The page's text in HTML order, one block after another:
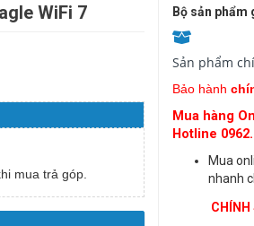
WiFi 7
mua trả góp.
Bộ sản phẩm
Sản phẩm
Bảo hành
Mua hàng
Hotline
Mua
nhanh
CHÍNH